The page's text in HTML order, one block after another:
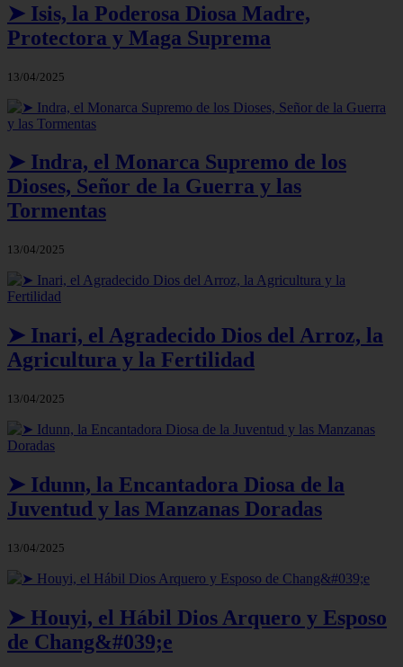
➤ Isis, la Poderosa Diosa Madre,
Protectora y Maga Suprema
13/04/2025
➤ Indra, el Monarca Supremo de los
Dioses, Señor de la Guerra y las
Tormentas
13/04/2025
➤ Inari, el Agradecido Dios del Arroz, la
Agricultura y la Fertilidad
13/04/2025
➤ Idunn, la Encantadora Diosa de la
Juventud y las Manzanas Doradas
13/04/2025
➤ Houyi, el Hábil Dios Arquero y Esposo
de Chang&#039;e